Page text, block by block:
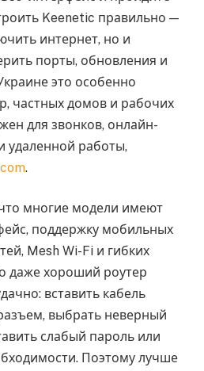
Keenetic правильно —
интернет, но и
порты, обновления и
это особенно
частных домов и рабочих
для звонков, онлайн-
удаленной работы,
.
многие модели имеют
поддержку мобильных
Mesh Wi-Fi и гибких
даже хороший роутер
вставить кабель
выбрать неверный
слабый пароль или
Поэтому лучше